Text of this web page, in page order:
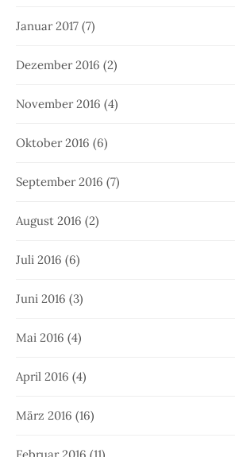
Januar 2017 (7)
Dezember 2016 (2)
November 2016 (4)
Oktober 2016 (6)
September 2016 (7)
August 2016 (2)
Juli 2016 (6)
Juni 2016 (3)
Mai 2016 (4)
April 2016 (4)
März 2016 (16)